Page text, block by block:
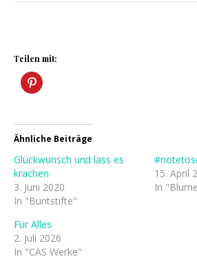
Teilen mit:
Ähnliche Beiträge
Glückwunsch und lass es
krachen
3. Juni 2020
In "Buntstifte"
15. April
In
Für Alles
2. Juli 2026
In "CAS Werke"